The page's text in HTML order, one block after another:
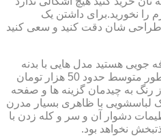
را نخورید.برای داشتن یک
طراحی شان دقت کنید و سعی کنید
جویی هستید مدل هایی با بدنه
سفید رنگ را انتخاب کنید که به طور متوسط حدود 50 هزار تومان
رنگ به چیدمان گزینه ها و صفحه
لباسشویی با ظاهری بسیار مدرن
دشوار آن و سر و کله زدن با
نخواهد بود.